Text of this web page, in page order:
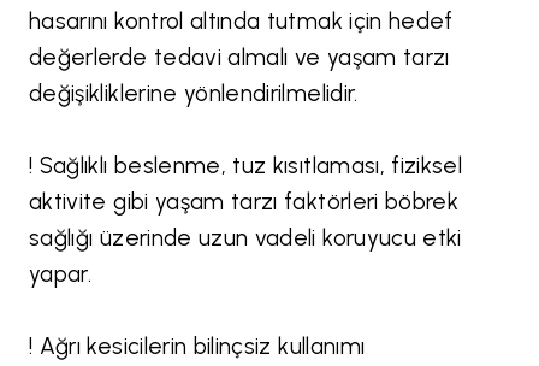
hasarını kontrol altında tutmak için hedef
değerlerde tedavi almalı ve yaşam tarzı
değişikliklerine yönlendirilmelidir.
! Sağlıklı beslenme, tuz kısıtlaması, fiziksel
aktivite gibi yaşam tarzı faktörleri böbrek
sağlığı üzerinde uzun vadeli koruyucu etki
yapar.
! Ağrı kesicilerin bilinçsiz kullanımı